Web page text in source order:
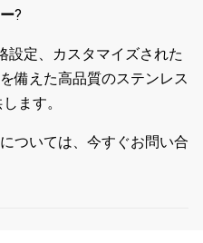
?
設定、カスタマイズされた
備えた高品質のステンレス
ます。
ついては、今すぐお問い合